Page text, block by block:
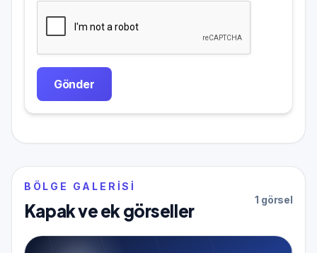
Gönder
BÖLGE GALERISI
Kapak ve ek görseller
1 görsel